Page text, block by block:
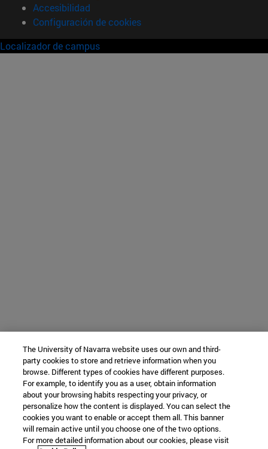
Accesibilidad
Configuración de cookies
Localizador de campus
The University of Navarra website uses our own and third-
party cookies to store and retrieve information when you
browse. Different types of cookies have different purposes.
For example, to identify you as a user, obtain information
about your browsing habits respecting your privacy, or
personalize how the content is displayed. You can select the
cookies you want to enable or accept them all. This banner
will remain active until you choose one of the two options.
For more detailed information about our cookies, please visit